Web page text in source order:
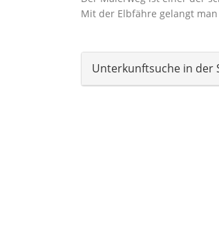
Mit der Elbfähre gelangt
Unterkunftsuche in der